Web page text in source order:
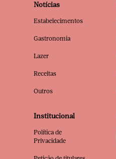
Notícias
Estabelecimentos
Gastronomia
Lazer
Receitas
Outros
Institucional
Política de
Privacidade